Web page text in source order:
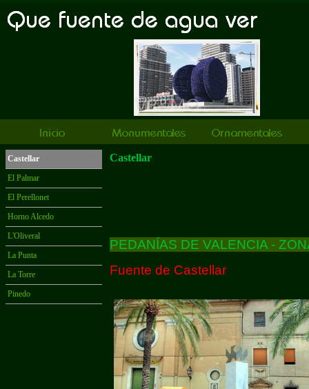
Castellar
El Palmar
El Perellonet
Horno Alcedo
L'Oliveral
La Punta
La Torre
Pinedo
Castellar
PEDANÍAS DE VALENCIA -
Fuente de Castellar